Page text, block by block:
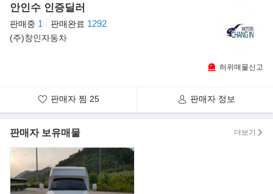
▶쉐보레 익스레스밴
국내에서는 스타크래프트사의 튜닝으로 인해 스타크래프트밴으로
익스프레스는 승용으로도 이용 가능하며, 해외에서는 견인차, 셔틀
안인수 인증딜러
판매중 1 판매완료 1292
(주)창인자동차
허위매물신고
판매자 찜 25 판매자 정보
판매자 보유매물 더보기